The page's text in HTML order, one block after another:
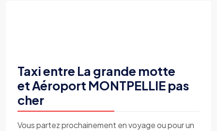
Taxi entre La grande motte
et Aéroport MONTPELLIE pas
cher
Vous partez prochainement en voyage ou pour un